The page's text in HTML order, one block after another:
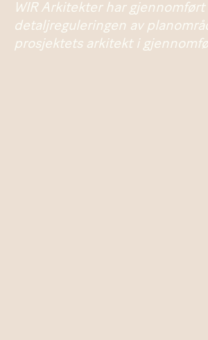
WIR Arkitekter har gjennomført
detaljreguleringen av
prosjektets arkitekt i